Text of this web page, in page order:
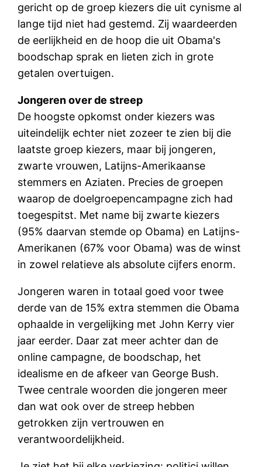
gericht op de groep kiezers die uit cynisme al
lange tijd niet had gestemd. Zij waardeerden
de eerlijkheid en de hoop die uit Obama's
boodschap sprak en lieten zich in grote
getalen overtuigen.
Jongeren over de streep
De hoogste opkomst onder kiezers was
uiteindelijk echter niet zozeer te zien bij die
laatste groep kiezers, maar bij jongeren,
zwarte vrouwen, Latijns-Amerikaanse
stemmers en Aziaten. Precies de groepen
waarop de doelgroepencampagne zich had
toegespitst. Met name bij zwarte kiezers
(95% daarvan stemde op Obama) en Latijns-
Amerikanen (67% voor Obama) was de winst
in zowel relatieve als absolute cijfers enorm.
Jongeren waren in totaal goed voor twee
derde van de 15% extra stemmen die Obama
ophaalde in vergelijking met John Kerry vier
jaar eerder. Daar zat meer achter dan de
online campagne, de boodschap, het
idealisme en de afkeer van George Bush.
Twee centrale woorden die jongeren meer
dan wat ook over de streep hebben
getrokken zijn vertrouwen en
verantwoordelijkheid.